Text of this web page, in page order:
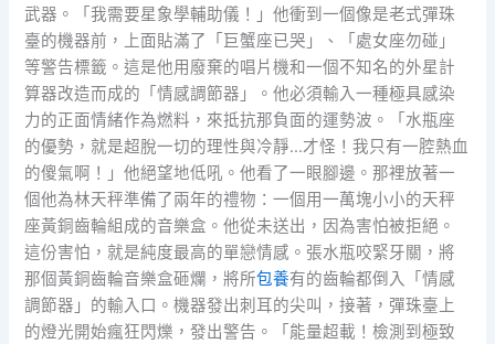
武器。「我需要星象學輔助儀！」他衝到一個像是老式彈珠
臺的機器前，上面貼滿了「巨蟹座已哭」、「處女座勿碰」
等警告標籤。這是他用廢棄的唱片機和一個不知名的外星計
算器改造而成的「情感調節器」。他必須輸入一種極具感染
力的正面情緒作為燃料，來抵抗那負面的運勢波。「水瓶座
的優勢，就是超脫一切的理性與冷靜…才怪！我只有一腔熱血
的傻氣啊！」他絕望地低吼。他看了一眼腳邊。那裡放著一
個他為林天秤準備了兩年的禮物：一個用一萬塊小小的天秤
座黃銅齒輪組成的音樂盒。他從未送出，因為害怕被拒絕。
這份害怕，就是純度最高的單戀情感。張水瓶咬緊牙關，將
那個黃銅齒輪音樂盒砸爛，將所包養有的齒輪都倒入「情感
調節器」的輸入口。機器發出刺耳的尖叫，接著，彈珠臺上
的燈光開始瘋狂閃爍，發出警告。「能量超載！檢測到極致